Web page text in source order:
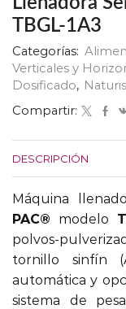
TBGL-1A3
Categorías:
Verticales y
Dosificado,
Compartir:
DESCRIPCIÓN
Máquina
PAC® modelo
polvos-
tornillo sinfín
automática y
sistema de